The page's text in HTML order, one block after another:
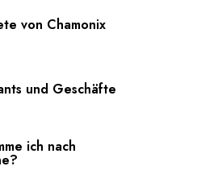
von Chamonix
und Geschäfte
ich nach